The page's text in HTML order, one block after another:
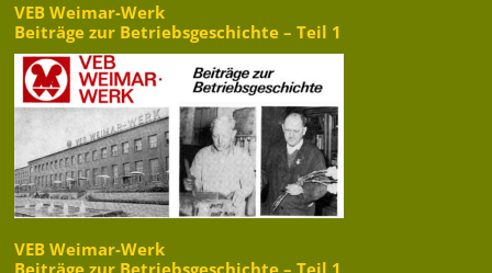
VEB Weimar-Werk
Beiträge zur Betriebsgeschichte – Teil 1
VEB Weimar-Werk